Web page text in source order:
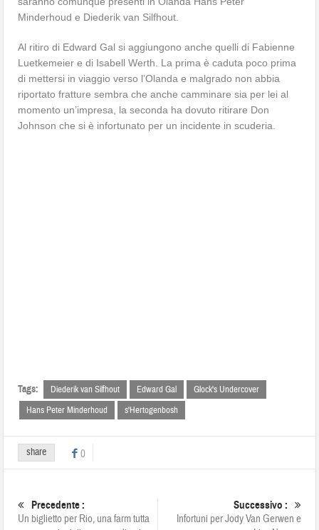
Minderhoud e Diederik van Silfhout.
Al ritiro di Edward Gal si aggiungono anche quelli di Fabienne
Luetkemeier e di Isabell Werth. La prima è caduta poco prima
di mettersi in viaggio verso l’Olanda e malgrado non abbia
riportato fratture sembra che anche camminare sia per lei al
momento un’impresa, la seconda ha dovuto ritirare Don
Johnson che si è infortunato per un incidente in scuderia.
Tags: Diederik van Silfhout Edward Gal
Glock's Undercover
Hans Peter Minderhoud
s'Hertogenbosh
share 0
Precedente :
Un biglietto per Rio, una farm tutta
Successivo :
Infortuni per Jody Van Gerwen e